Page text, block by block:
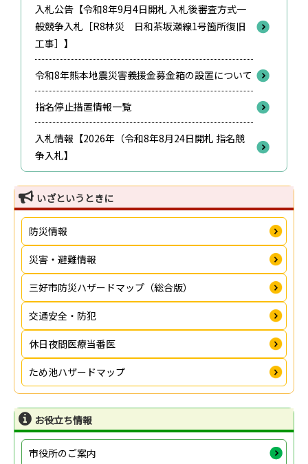
入札公告【令和8年9月4日開札 入札後審査方式一
般競争入札［R8林災 日和茶坂瀬線1号箇所復旧
工事］】
令和8年熊本地震災害義援金募金箱の設置について
指名停止措置情報一覧
入札情報【2026年（令和8年8月24日開札 指名競
争入札】
いざというときに
防災情報
災害・避難情報
三好市防災ハザードマップ（総合版）
交通安全・防犯
休日夜間医療当番医
ため池ハザードマップ
お役立ち情報
市役所のご案内